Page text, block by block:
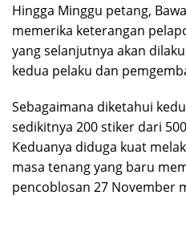
Hingga Minggu petang,
memerika keterangan
yang selanjutnya akan
kedua pelaku dan
Sebagaimana diketahui
sedikitnya 200 stiker dari
Keduanya diduga kuat
masa tenang yang baru
pencoblosan 27 November